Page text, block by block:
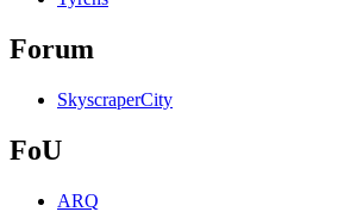
Forum
SkyscraperCity
FoU
ARQ